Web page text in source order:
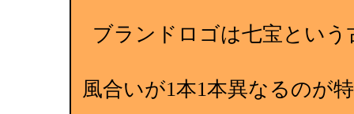
ブランドロゴは七宝とい
風合いが1本1本異なるのが